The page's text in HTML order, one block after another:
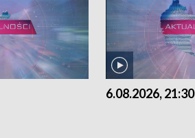
6.08.2026, 21:30